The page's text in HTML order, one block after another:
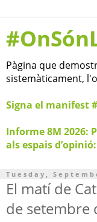
Pàgina que
sistemàticament,
Signa el manifest
Informe 8M 2026:
als espais
Tuesday,
El matí de
de setembre